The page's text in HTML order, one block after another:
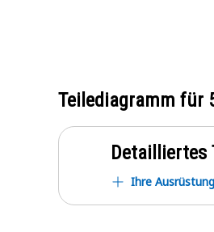
Teilediagramm für
Detailliertes
Ihre